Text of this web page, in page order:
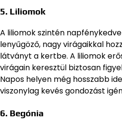
5. Liliomok
A liliomok szintén
lenyűgöző, nagy virágaikkal
látványt a kertbe. A liliomok
virágain keresztül biztosan
Napos helyen még hosszabb
viszonylag kevés gondozást
6. Begónia